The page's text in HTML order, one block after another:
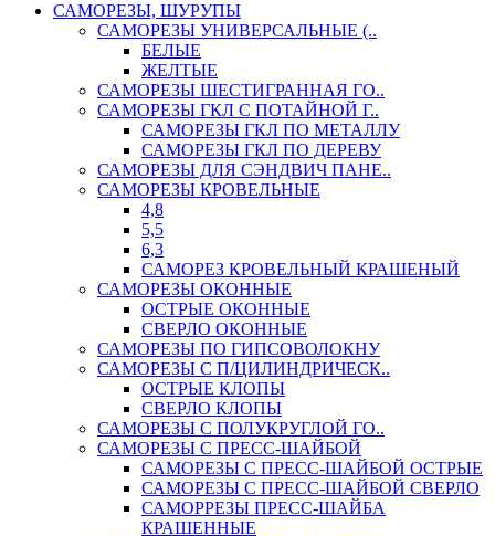
САМОРЕЗЫ, ШУРУПЫ
САМОРЕЗЫ УНИВЕРСАЛЬНЫЕ (..
БЕЛЫЕ
ЖЕЛТЫЕ
САМОРЕЗЫ ШЕСТИГРАННАЯ ГО..
САМОРЕЗЫ ГКЛ С ПОТАЙНОЙ Г..
САМОРЕЗЫ ГКЛ ПО МЕТАЛЛУ
САМОРЕЗЫ ГКЛ ПО ДЕРЕВУ
САМОРЕЗЫ ДЛЯ СЭНДВИЧ ПАНЕ..
САМОРЕЗЫ КРОВЕЛЬНЫЕ
4,8
5,5
6,3
САМОРЕЗ КРОВЕЛЬНЫЙ КРАШЕНЫЙ
САМОРЕЗЫ ОКОННЫЕ
ОСТРЫЕ ОКОННЫЕ
СВЕРЛО ОКОННЫЕ
САМОРЕЗЫ ПО ГИПСОВОЛОКНУ
САМОРЕЗЫ С П/ЦИЛИНДРИЧЕСК..
ОСТРЫЕ КЛОПЫ
СВЕРЛО КЛОПЫ
САМОРЕЗЫ С ПОЛУКРУГЛОЙ ГО..
САМОРЕЗЫ С ПРЕСС-ШАЙБОЙ
САМОРЕЗЫ С ПРЕСС-ШАЙБОЙ ОСТРЫЕ
САМОРЕЗЫ С ПРЕСС-ШАЙБОЙ СВЕРЛО
САМОРРЕЗЫ ПРЕСС-ШАЙБА
КРАШЕННЫЕ